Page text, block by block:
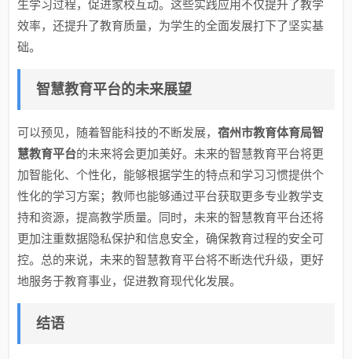
生学习过程，促进家校互动。这些实践应用不仅提升了教学
效率，还提升了教育质量，为学生的全面发展打下了坚实基
础。
智慧教育平台的未来展望
可以预见，随着智能科技的不断发展，宿州市教育体育局智
慧教育平台的未来将会更加美好。未来的智慧教育平台将更
加智能化、个性化，能够根据学生的特点和学习习惯提供个
性化的学习方案；教师也能够通过平台获取更多专业教学支
持和资源，提高教学质量。同时，未来的智慧教育平台还将
更加注重数据隐私保护和信息安全，确保教育过程的安全可
控。总的来说，未来的智慧教育平台将不断迭代升级，更好
地服务于教育事业，促进教育现代化发展。
结语